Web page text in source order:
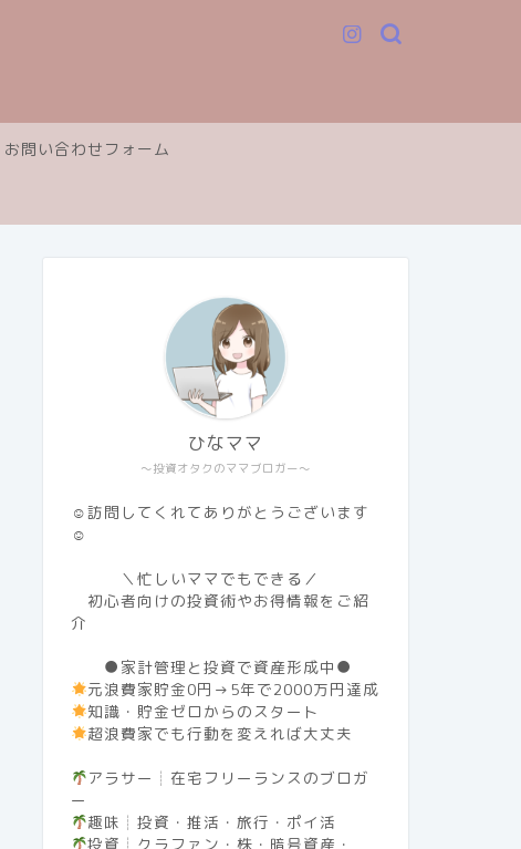
お問い合わせフォーム
～投資オタクのママブロガー～
ひなママ
☺訪問してくれてありがとうございます
☺
＼忙しいママでもできる／
初心者向けの投資術やお得情報をご紹
介
●家計管理と投資で資産形成中●
元浪費家貯金0円→5年で2000万円達成
知識・貯金ゼロからのスタート
超浪費家でも行動を変えれば大丈夫
アラサー┊︎在宅フリーランスのブロガ
ー
趣味┊︎投資・推活・旅行・ポイ活
投資┊︎クラファン・株・暗号資産・